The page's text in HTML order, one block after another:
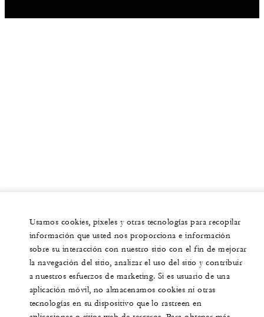
Usamos cookies, pixeles y otras tecnologías para recopilar
información que usted nos proporciona e información
sobre su interacción con nuestro sitio con el fin de mejorar
la navegación del sitio, analizar el uso del sitio y contribuir
a nuestros esfuerzos de marketing. Si es usuario de una
aplicación móvil, no almacenamos cookies ni otras
tecnologías en su dispositivo que lo rastreen en